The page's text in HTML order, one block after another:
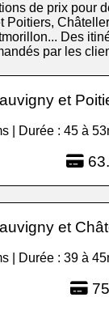
de prix pour
Poitiers,
Des
par les
et
| Durée : 45 à
et
| Durée : 39 à